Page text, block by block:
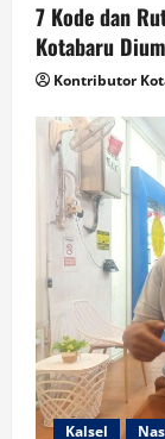
7 Kode dan
Kotabaru
Kontributor
Kalsel